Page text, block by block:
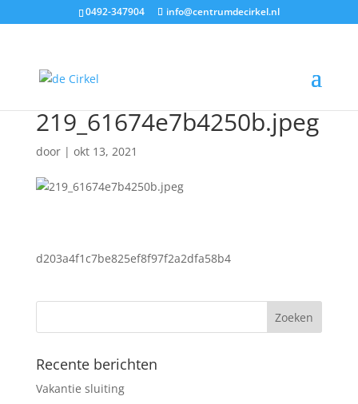
0492-347904 info@centrumdecirkel.nl
219_61674e7b4250b.jpeg
door | okt 13, 2021
d203a4f1c7be825ef8f97f2a2dfa58b4
Recente berichten
Vakantie sluiting